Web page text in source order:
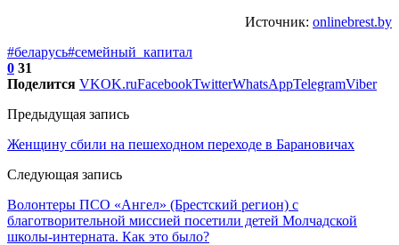
Источник: onlinebrest.by
#беларусь#семейный_капитал
0 31
Поделится VKOK.ruFacebookTwitterWhatsAppTelegramViber
Предыдущая запись
Женщину сбили на пешеходном переходе в Барановичах
Следующая запись
Волонтеры ПСО «Ангел» (Брестский регион) с
благотворительной миссией посетили детей Молчадской
школы-интерната. Как это было?